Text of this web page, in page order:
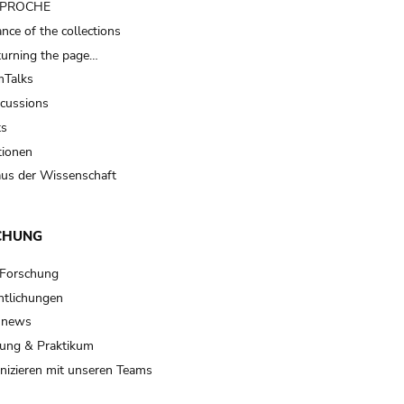
of the collections
the page…
der Wissenschaft
& Praktikum
mit unseren Teams